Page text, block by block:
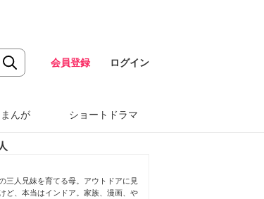
会員登録 ログイン
まんが ショートドラマ
三人兄妹を育てる母。アウトドアに見
ど、本当はインドア。家族、漫画、や